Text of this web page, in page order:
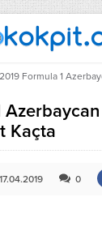
2019 Formula 1
Kaçta
17.04.2019 0